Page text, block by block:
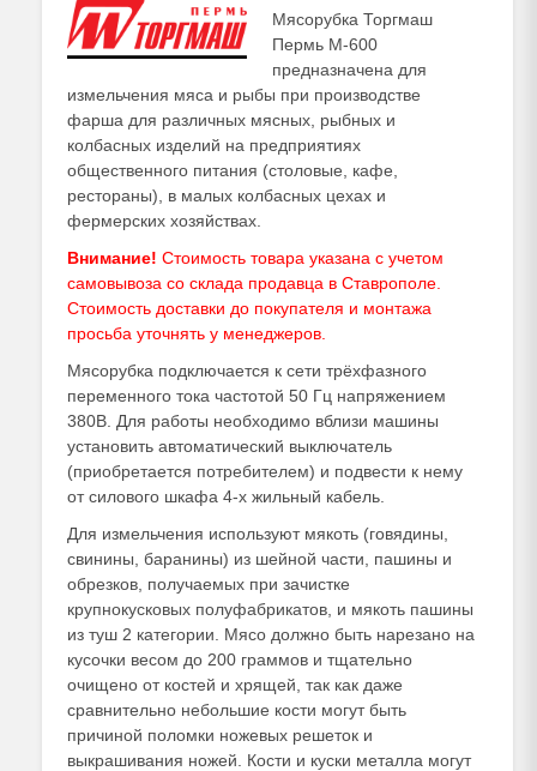
Мясорубка Торгмаш
Пермь М-600
предназначена для
измельчения мяса и рыбы при производстве
фарша для различных мясных, рыбных и
колбасных изделий на предприятиях
общественного питания (столовые, кафе,
рестораны), в малых колбасных цехах и
фермерских хозяйствах.
Внимание! Стоимость товара указана с учетом
самовывоза со склада продавца в Ставрополе.
Стоимость доставки до покупателя и монтажа
просьба уточнять у менеджеров
Мясорубка подключается к сети трёхфазного
переменного тока частотой 50 Гц напряжением
380В. Для работы необходимо вблизи машины
установить автоматический выключатель
(приобретается потребителем) и подвести к нему
от силового шкафа 4-х жильный кабель.
Для измельчения используют мякоть (говядины,
свинины, баранины) из шейной части, пашины и
обрезков, получаемых при зачистке
крупнокусковых полуфабрикатов, и мякоть пашины
из туш 2 категории. Мясо должно быть нарезано на
кусочки весом до 200 граммов и тщательно
очищено от костей и хрящей, так как даже
сравнительно небольшие кости могут быть
причиной поломки ножевых решеток и
выкрашивания ножей. Кости и куски металла могут